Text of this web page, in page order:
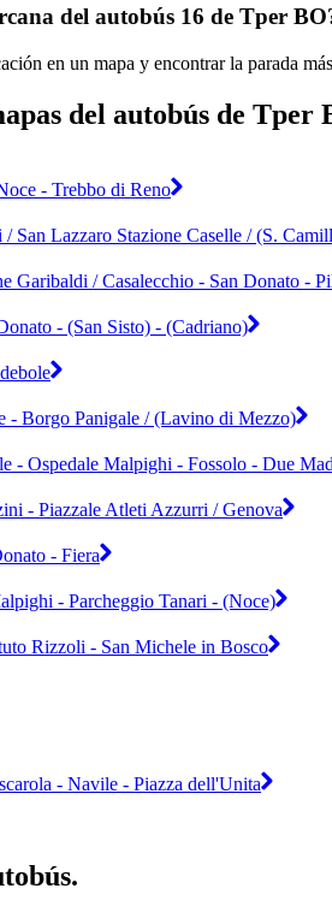
del autobús 16 de Tper
en un mapa y encontrar la parada
del autobús de Tper
- Trebbo di Reno
San Lazzaro Stazione Caselle / (S.
Garibaldi / Casalecchio - San Donato -
- (San Sisto) - (Cadriano)
- Borgo Panigale / (Lavino di Mezzo)
- Ospedale Malpighi - Fossolo - Due
- Piazzale Atleti Azzurri / Genova
- Fiera
- Parcheggio Tanari - (Noce)
Rizzoli - San Michele in Bosco
- Navile - Piazza dell'Unita